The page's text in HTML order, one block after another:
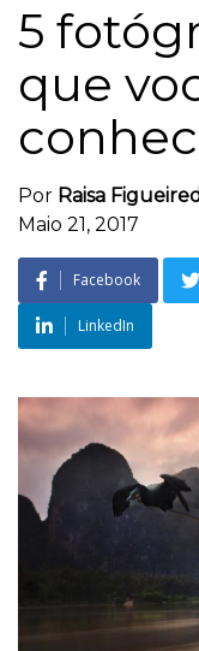
5
que
Por Raisa
Maio 21, 2017
Facebook
LinkedIn